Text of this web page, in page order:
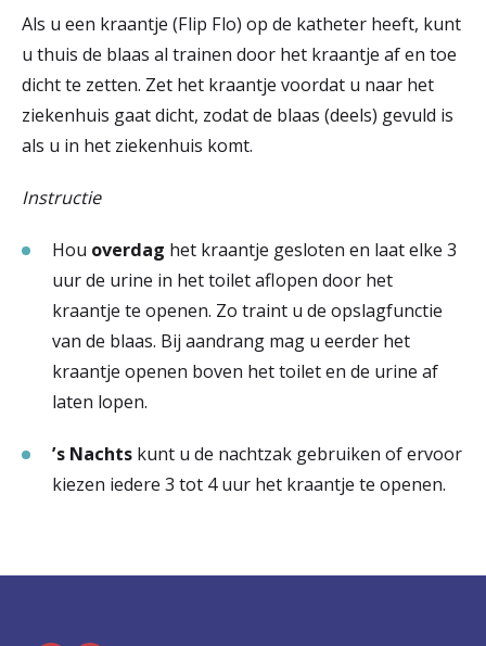
Als u een kraantje (Flip Flo) op de katheter heeft, kunt
u thuis de blaas al trainen door het kraantje af en toe
dicht te zetten. Zet het kraantje voordat u naar het
ziekenhuis gaat dicht, zodat de blaas (deels) gevuld is
als u in het ziekenhuis komt.
Instructie
Hou overdag het kraantje gesloten en laat elke 3
uur de urine in het toilet aflopen door het
kraantje te openen. Zo traint u de opslagfunctie
van de blaas. Bij aandrang mag u eerder het
kraantje openen boven het toilet en de urine af
laten lopen.
’s Nachts kunt u de nachtzak gebruiken of ervoor
kiezen iedere 3 tot 4 uur het kraantje te openen.